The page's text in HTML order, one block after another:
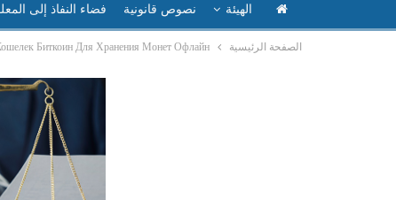
الهيئة نصوص قانونية فضاء النفاذ إلى
الصفحة الرئيسية Биткоин Для Хранения Монет Офлайн